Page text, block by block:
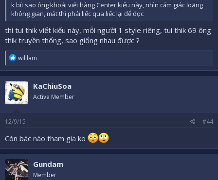
k bít sao ông khoái viết hàng Center kiểu này, nhìn cảm giác loãng
không gian, mắt thì phải liếc qua liếc lại để đọc
thì tui thik viết kiểu này, mỗi người 1 style riêng, tui thik 69 ông
thik truyền thống, sao giống nhau được ?
R
e
a
c
t
i
o
s
wililam
KaChiuSoa
Active Member
12/9/15 #44
Còn bác nào tham gia ko
Gundam
Member